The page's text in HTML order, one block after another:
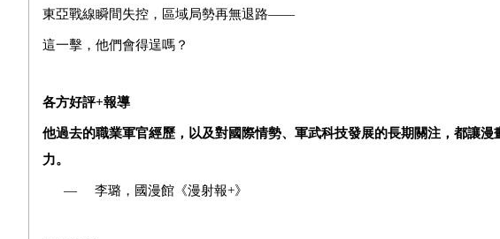
東亞戰線瞬間失控，區域局勢再無退路——
這一擊，他們會得逞嗎？
各方好評+報導
他過去的職業軍官經歷，以及對國際情勢、軍武科技發展的長期關注，都讓
力。
— 李璐，國漫館《漫射報+》